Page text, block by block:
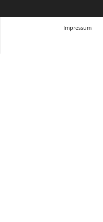
Impressum